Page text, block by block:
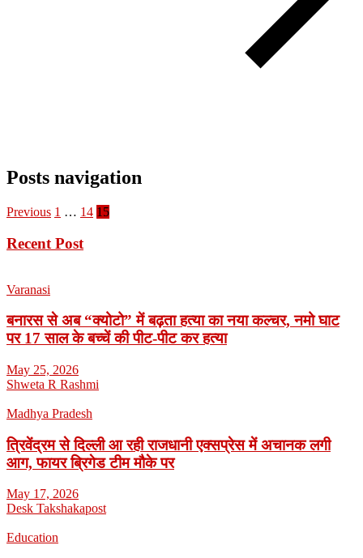
Posts navigation
Previous 1 … 14 15
Recent Post
Varanasi
बनारस से अब “क्योटो” में बढ़ता हत्या का नया कल्चर, नमो घाट
पर 17 साल के बच्चें की पीट-पीट कर हत्या
May 25, 2026
Shweta R Rashmi
Madhya Pradesh
त्रिवेंद्रम से दिल्ली आ रही राजधानी एक्सप्रेस में अचानक लगी
आग, फायर ब्रिगेड टीम मौके पर
May 17, 2026
Desk Takshakapost
Education